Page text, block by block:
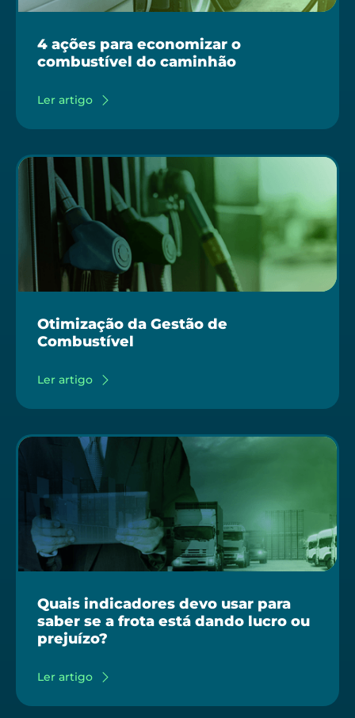
4 ações para economizar o
combustível do caminhão
Ler artigo
Otimização da Gestão de
Combustível
Ler artigo
Quais indicadores devo usar para
saber se a frota está dando lucro ou
prejuízo?
Ler artigo